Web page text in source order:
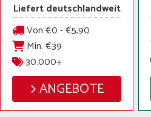
Liefert deutschlandweit
Von €0 - €5,90
Min. €39
30.000+
ANGEBOTE